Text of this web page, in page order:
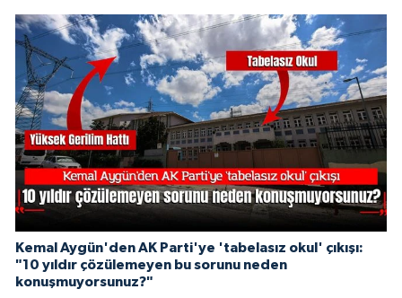
Kemal Aygün'den AK Parti'ye 'tabelasız okul' çıkışı:
"10 yıldır çözülemeyen bu sorunu neden
konuşmuyorsunuz?"